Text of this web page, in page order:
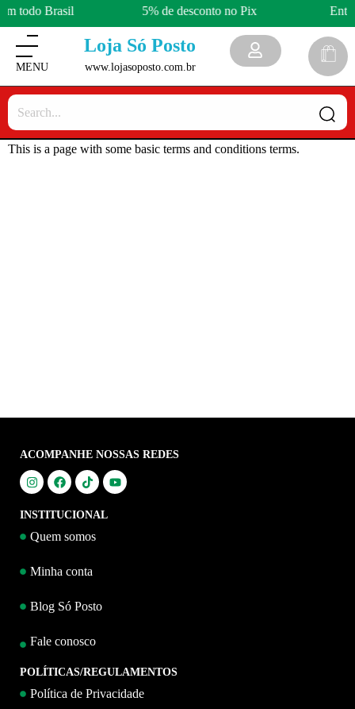
todo Brasil 5% de desconto no Pix
Loja Só Posto
www.lojasoposto.com.br
This is a page with some basic terms and conditions terms.
ACOMPANHE NOSSAS REDES
INSTITUCIONAL
Quem somos
Minha conta
Blog Só Posto
Fale conosco
POLÍTICAS/REGULAMENTOS
Política de Privacidade